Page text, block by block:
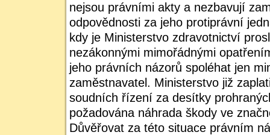
nejsou právními akty a nezbavují
odpovědnosti za jeho protiprávní
kdy je Ministerstvo zdravotnictví
nezákonnými mimořádnými
jeho právních názorů spoléhat jen
zaměstnavatel. Ministerstvo již
soudních řízení za desítky
požadována náhrada škody ve
Důvěřovat za této situace právním